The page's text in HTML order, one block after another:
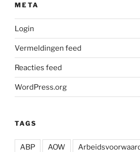
META
Login
Vermeldingen feed
Reacties feed
WordPress.org
TAGS
ABP AOW